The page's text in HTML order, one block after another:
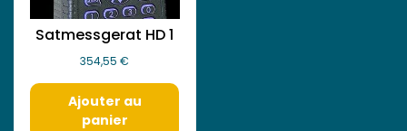
Satmessgerat HD 1
354,55€
Ajouter au
panier